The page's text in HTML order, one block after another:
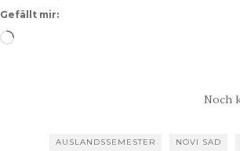
Gefällt mir:
Wird
Noch
AUSLANDSSEMESTER NOVI SAD